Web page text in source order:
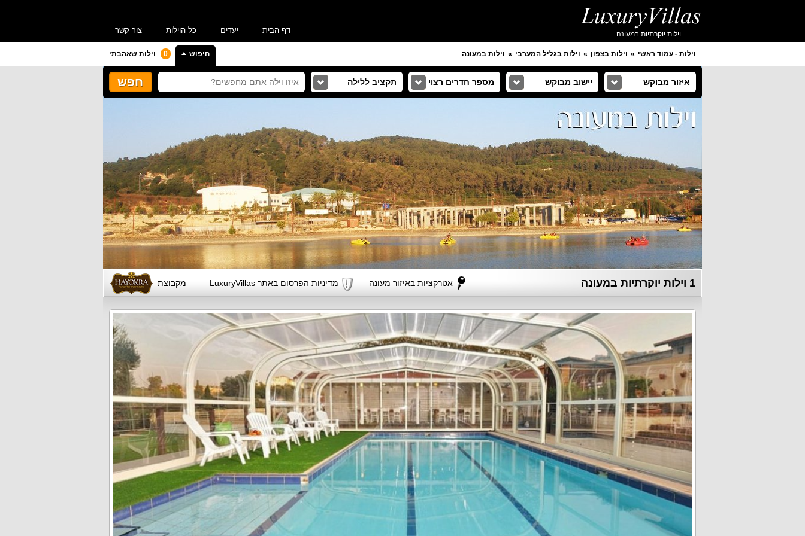
וילות יוקרתיות במעונה דף הבית יעדים כל הוילות צור קשר
וילות - עמוד ראשי וילות בצפון וילות בגליל המערבי וילות במעונה 0 וילות שאהבתי חיפוש
איזור מבוקש יישוב מבוקש מספר חדרים רצוי תקציב ללילה
1 וילות יוקרתיות במעונה מקבוצת אטרקציות באיזור מעונה מדיניות הפרסום באתר LuxuryVillas